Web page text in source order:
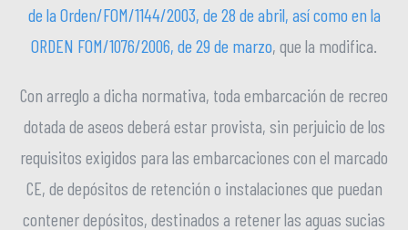
de la Orden/FOM/1144/2003, de 28 de abril, así como en la
ORDEN FOM/1076/2006, de 29 de marzo, que la modifica.
Con arreglo a dicha normativa, toda embarcación de recreo
dotada de aseos deberá estar provista, sin perjuicio de los
requisitos exigidos para las embarcaciones con el marcado
CE, de depósitos de retención o instalaciones que puedan
contener depósitos, destinados a retener las aguas sucias